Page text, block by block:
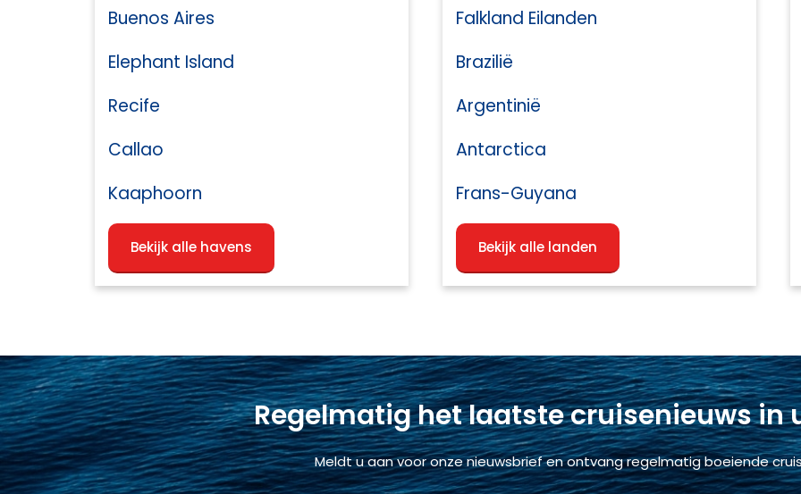
Buenos Aires
Elephant Island
Recife
Callao
Kaaphoorn
Bekijk alle havens
Falkland Eilanden
Brazilië
Argentinië
Antarctica
Frans-Guyana
Bekijk alle landen
Regelmatig het laatste cruisenieuws in
Meldt u aan voor onze nieuwsbrief en ontvang regelmatig boeiende